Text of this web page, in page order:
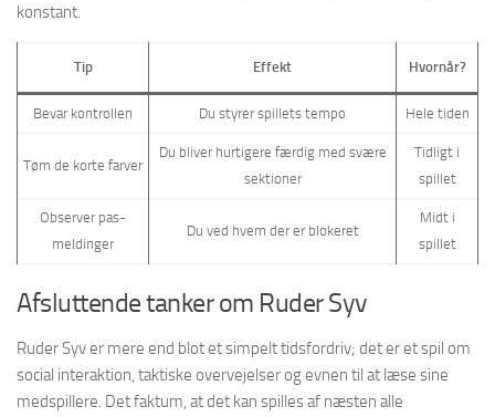
konstant.
Tip Effekt Hvornår?
Bevar kontrollen Du styrer spillets tempo Hele tiden
Tøm de korte farver
Du bliver hurtigere færdig med svære
sektioner
Tidligt i
spillet
Observer pas-
meldinger
Du ved hvem der er blokeret
Midt i
spillet
Afsluttende tanker om Ruder Syv
Ruder Syv er mere end blot et simpelt tidsfordriv; det er et spil om
social interaktion, taktiske overvejelser og evnen til at læse sine
medspillere. Det faktum, at det kan spilles af næsten alle